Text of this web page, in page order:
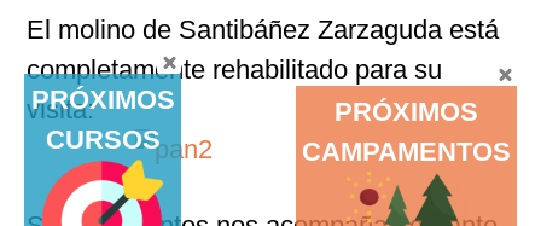
El molino de Santibáñez Zarzaguda está
completamente rehabilitado para su
visita:
PRÓXIMOS
CAMPAMENTOS
PRÓXIMOS
CURSOS